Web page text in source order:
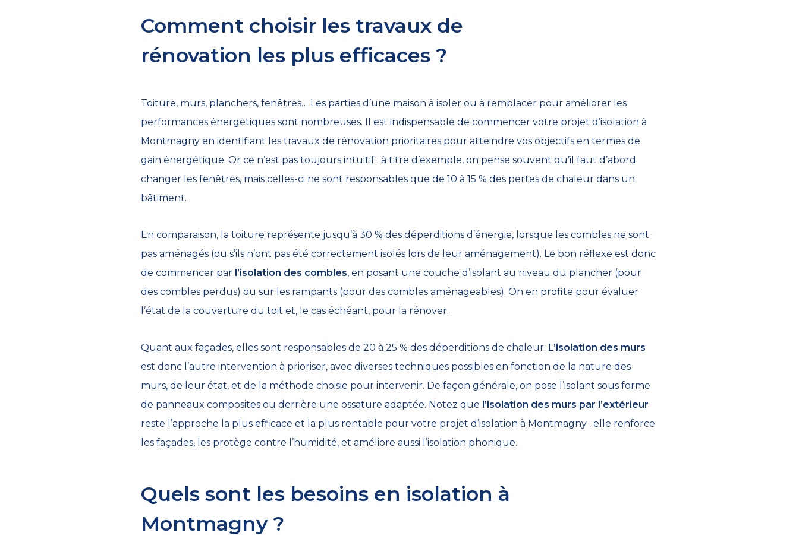
Comment choisir les travaux de
rénovation les plus efficaces ?
Toiture, murs, planchers, fenêtres… Les parties d’une maison à isoler ou à remplacer pour améliorer les
performances énergétiques sont nombreuses. Il est indispensable de commencer votre projet d’isolation à
Montmagny en identifiant les travaux de rénovation prioritaires pour atteindre vos objectifs en termes de
gain énergétique. Or ce n’est pas toujours intuitif : à titre d’exemple, on pense souvent qu’il faut d’abord
changer les fenêtres, mais celles-ci ne sont responsables que de 10 à 15 % des pertes de chaleur dans un
bâtiment.
En comparaison, la toiture représente jusqu’à 30 % des déperditions d’énergie, lorsque les combles ne sont
pas aménagés (ou s’ils n’ont pas été correctement isolés lors de leur aménagement). Le bon réflexe est donc
de commencer par l’isolation des combles, en posant une couche d’isolant au niveau du plancher (pour
des combles perdus) ou sur les rampants (pour des combles aménageables). On en profite pour évaluer
l’état de la couverture du toit et, le cas échéant, pour la rénover.
Quant aux façades, elles sont responsables de 20 à 25 % des déperditions de chaleur. L’isolation des murs
est donc l’autre intervention à prioriser, avec diverses techniques possibles en fonction de la nature des
murs, de leur état, et de la méthode choisie pour intervenir. De façon générale, on pose l’isolant sous forme
de panneaux composites ou derrière une ossature adaptée. Notez que l’isolation des murs par l’extérieur
reste l’approche la plus efficace et la plus rentable pour votre projet d’isolation à Montmagny : elle renforce
les façades, les protège contre l’humidité, et améliore aussi l’isolation phonique.
Quels sont les besoins en isolation à
Montmagny ?